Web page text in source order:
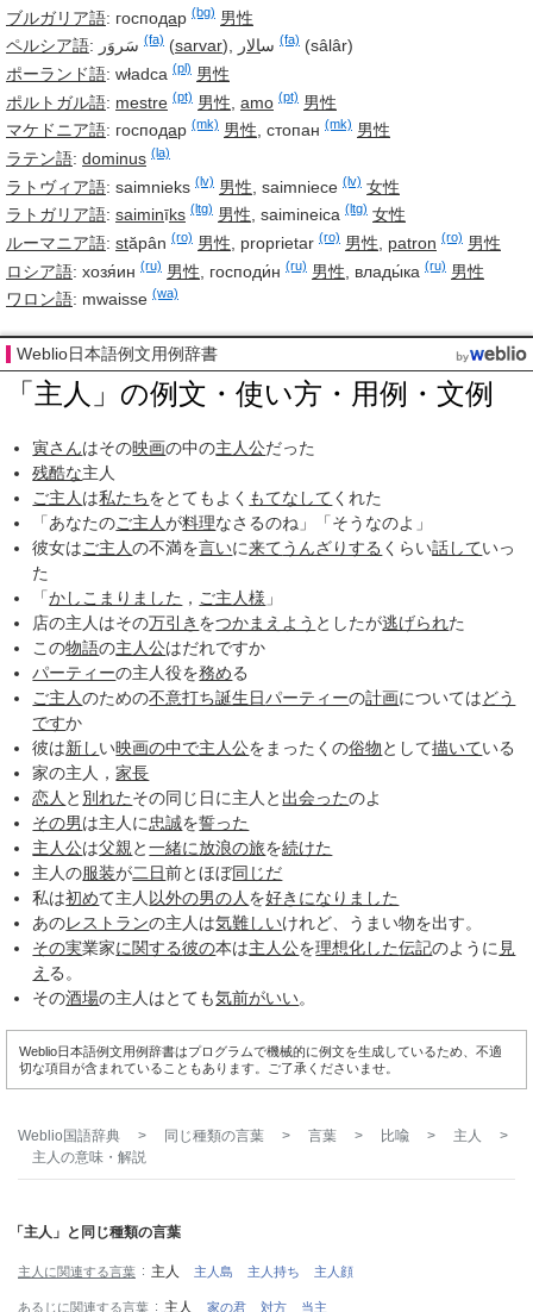
ブルガリア語: господар (bg) 男性
ペルシア語: سَروَر (fa) (sarvar), سالار (fa) (sâlâr)
ポーランド語: władca (pl) 男性
ポルトガル語: mestre (pt) 男性 amo (pt) 男性
マケドニア語: господар (mk) 男性 стопан (mk) 男性
ラテン語: dominus (la)
ラトヴィア語: saimnieks (lv) 男性 saimniece (lv) 女性
ラトガリア語: saiminīks (ltg) 男性 saimineica (ltg) 女性
ルーマニア語: stăpân (ro) 男性 proprietar (ro) 男性 patron (ro) 男性
ロシア語: хозя́ин (ru) 男性 господи́н (ru) 男性 влады́ка (ru) 男性
ワロン語: mwaisse (wa)
Weblio日本語例文用例辞書
「主人」の例文・使い方・用例・文例
寅さんはその映画の中の主人公だった
残酷な主人
ご主人 は私たちをとてもよく もてなして くれた
「あなたのご主人が料理なさるのね」「そうなのよ」
彼女はご主人の不満を言いに来てうんざりする くらい話していっ
た
「かしこまりました ， ご主人様 」
店の主人はその万引き をつかまえよう としたが逃げられた
この物語の主人公はだれですか
パーティーの主人役を務める
ご主人のための不意打ち誕生日パーティーの計画についてはどう
ですか
彼は新しい映画の中で主人公をまったくの俗物として描いている
家の主人，家長
恋人 と 別れたその同じ日に主人と 出会ったのよ
その男は主人に忠誠を誓った
主人公は父親と一緒に放浪の旅を続けた
主人の服装が二日前とほぼ同じだ
私は初めて主人 以外の男の人 を好きになりました
あのレストランの主人は気難しいけれど、うまい物を出す。
その実業家に関する彼の本は主人公を理想化した伝記のように 見
え る。
その酒場の主人はとても気前がいい。
Weblio日本語例文用例辞書はプログラムで機械的に例文を生成しているため、不適
切な項目が含まれていることもあります。ご了承くださいませ。
Weblio国語辞典 > 同じ種類の言葉 > 言葉 > 比喩 > 主人
>
主人の意味・解説
「主人」と同じ種類の言葉
主人に関連する言葉 主人 主人島 主人持ち 主人顔
あるじに関連する言葉 主人 家の君 対方 当主